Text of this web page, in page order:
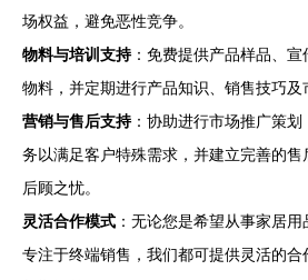
场权益，避免恶性竞争。
物料与培训支持：免费提供产品样品、
物料，并定期进行产品知识、销售技巧及
营销与售后支持：协助进行市场推广策
务以满足客户特殊需求，并建立完善的
后顾之忧。
灵活合作模式 ：无论您是希望从事家居
专注于终端销售，我们都可提供灵活的